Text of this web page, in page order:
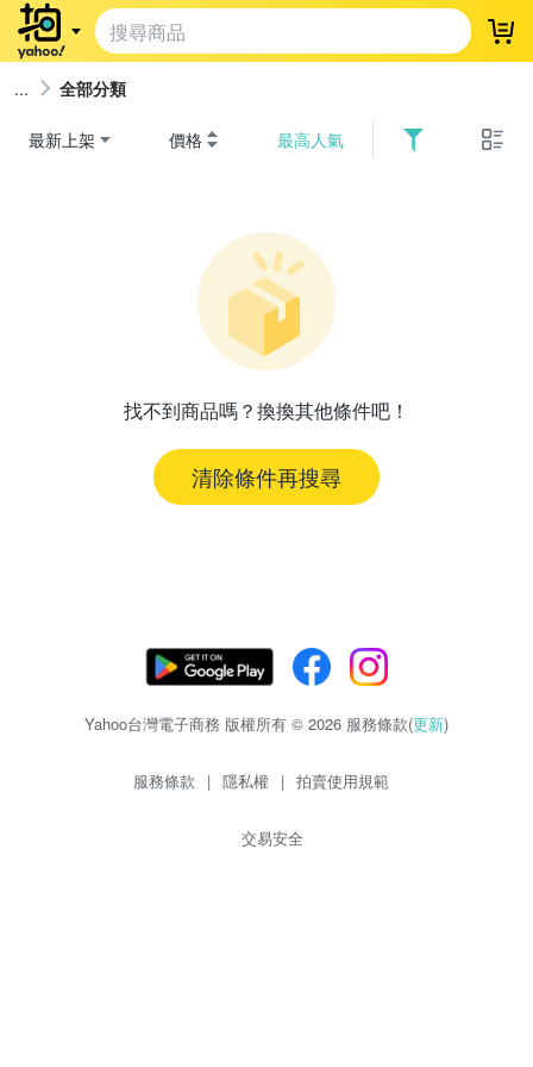
登
全部分類
最新上架 價格 最高人氣
找不到商品嗎？換換其他條件吧！
清除條件再搜尋
Yahoo台灣電子商務 版權所有 © 2026 服務條款(更新)
服務條款 | 隱私權 | 拍賣使用規範
交易安全